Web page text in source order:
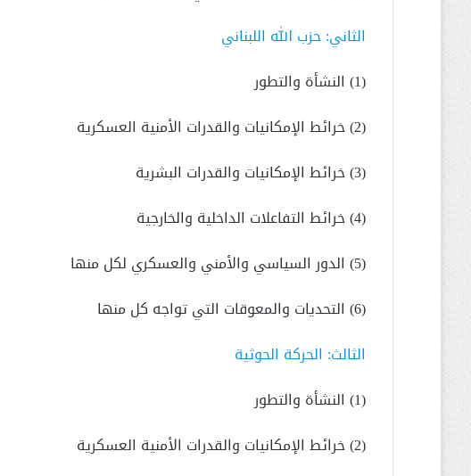
الثاني: حزب الله اللبناني
(1) النشأة والتطور
(2) خرائط الإمكانيات والقدرات الأمنية العسكرية
(3) خرائط الإمكانيات والقدرات البشرية
(4) خرائط التفاعلات الداخلية والخارجية
(5) الدور السياسي والأمني والعسكري لكل منها
(6) التحديات والمعوقات التي تواجه كل منها
الثالث: الحركة الحوثية
(1) النشأة والتطور
(2) خرائط الإمكانيات والقدرات الأمنية العسكرية